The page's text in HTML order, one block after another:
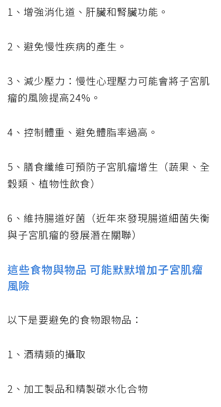
1、增強消化道、肝臟和腎臟功能。
2、避免慢性疾病的產生。
3、減少壓力：慢性心理壓力可能會將子宮肌
瘤的風險提高24%。
4、控制體重、避免體脂率過高。
5、膳食纖維可預防子宮肌瘤增生（蔬果、全
穀類、植物性飲食）
6、維持腸道好菌（近年來發現腸道細菌失衡
與子宮肌瘤的發展潛在關聯）
這些食物與物品 可能默默增加子宮肌瘤
風險
以下是要避免的食物跟物品：
1、酒精類的攝取
2、加工製品和精製碳水化合物